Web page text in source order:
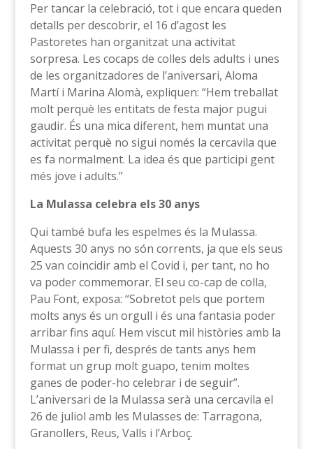
Per tancar la celebració, tot i que encara queden
detalls per descobrir, el 16 d’agost les
Pastoretes han organitzat una activitat
sorpresa. Les cocaps de colles dels adults i unes
de les organitzadores de l’aniversari, Aloma
Martí i Marina Alomà, expliquen: “Hem treballat
molt perquè les entitats de festa major pugui
gaudir. És una mica diferent, hem muntat una
activitat perquè no sigui només la cercavila que
es fa normalment. La idea és que participi gent
més jove i adults.”
La Mulassa celebra els 30 anys
Qui també bufa les espelmes és la Mulassa.
Aquests 30 anys no són corrents, ja que els seus
25 van coincidir amb el Covid i, per tant, no ho
va poder commemorar. El seu co-cap de colla,
Pau Font, exposa: “Sobretot pels que portem
molts anys és un orgull i és una fantasia poder
arribar fins aquí. Hem viscut mil històries amb la
Mulassa i per fi, després de tants anys hem
format un grup molt guapo, tenim moltes
ganes de poder-ho celebrar i de seguir”.
L’aniversari de la Mulassa serà una cercavila el
26 de juliol amb les Mulasses de: Tarragona,
Granollers, Reus, Valls i l’Arboç.